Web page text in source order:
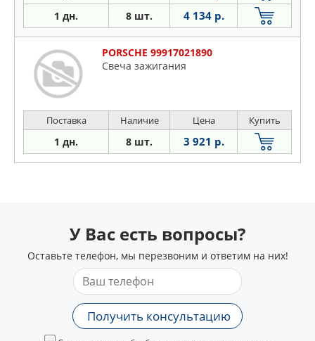
1 дн. 8 шт. 4 134 р.
PORSCHE 99917021890
Свеча зажигания
Поставка Наличие Цена Купить
1 дн. 8 шт. 3 921 р.
У Вас есть вопросы?
Оставьте телефон, мы перезвоним и ответим на них!
Получить консультацию